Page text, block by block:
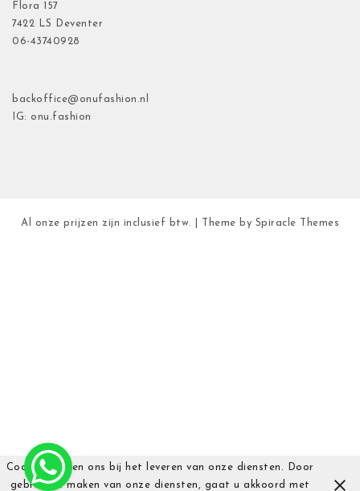
Flora
157
7422 LS Deventer
06-43740928
backoffice@onufashion.nl
IG: onu.fashion
Al onze prijzen zijn inclusief btw. | Theme by Spiracle Themes
Cookies helpen ons bij het leveren van onze diensten. Door
gebruik te maken van onze diensten, gaat u akkoord met